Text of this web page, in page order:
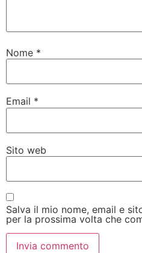
Nome *
Email *
Sito web
Salva il mio nome, email e
per la prossima volta che